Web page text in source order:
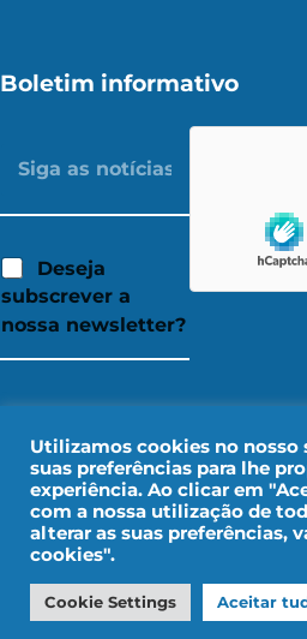
Boletim informativo
Deseja
subscrever a
nossa newsletter?
Dados pessoais
Desenho por
Utilizamos cookies no nosso
suas preferências para lhe
experiência. Ao clicar em
com a nossa utilização de
alterar as suas preferências,
cookies".
Cookie Settings Aceitar